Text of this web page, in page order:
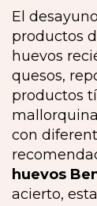
El
productos
huevos
quesos,
productos
con
huevos
acierto,